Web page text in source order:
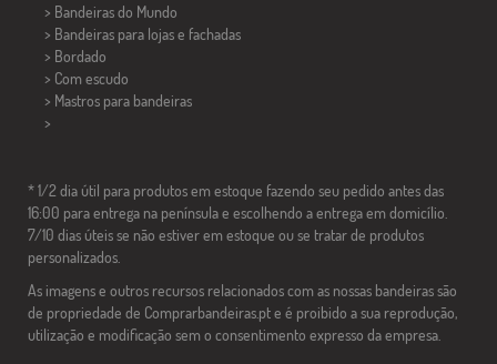
> Bandeiras do Mundo
> Bandeiras para lojas e fachadas
> Bordado
> Com escudo
> Mastros para bandeiras
>
* 1/2 dia útil para produtos em estoque fazendo seu pedido antes das
16:00 para entrega na península e escolhendo a entrega em domicílio.
7/10 dias úteis se não estiver em estoque ou se tratar de produtos
personalizados.
As imagens e outros recursos relacionados com as nossas bandeiras são
de propriedade de Comprarbandeiras.pt e é proibido a sua reprodução,
utilização e modificação sem o consentimento expresso da empresa.